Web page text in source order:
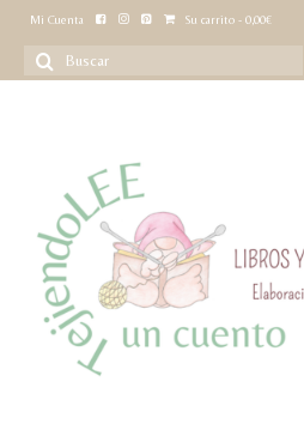
Mi Cuenta Su carrito - 0,00€
Buscar
por: